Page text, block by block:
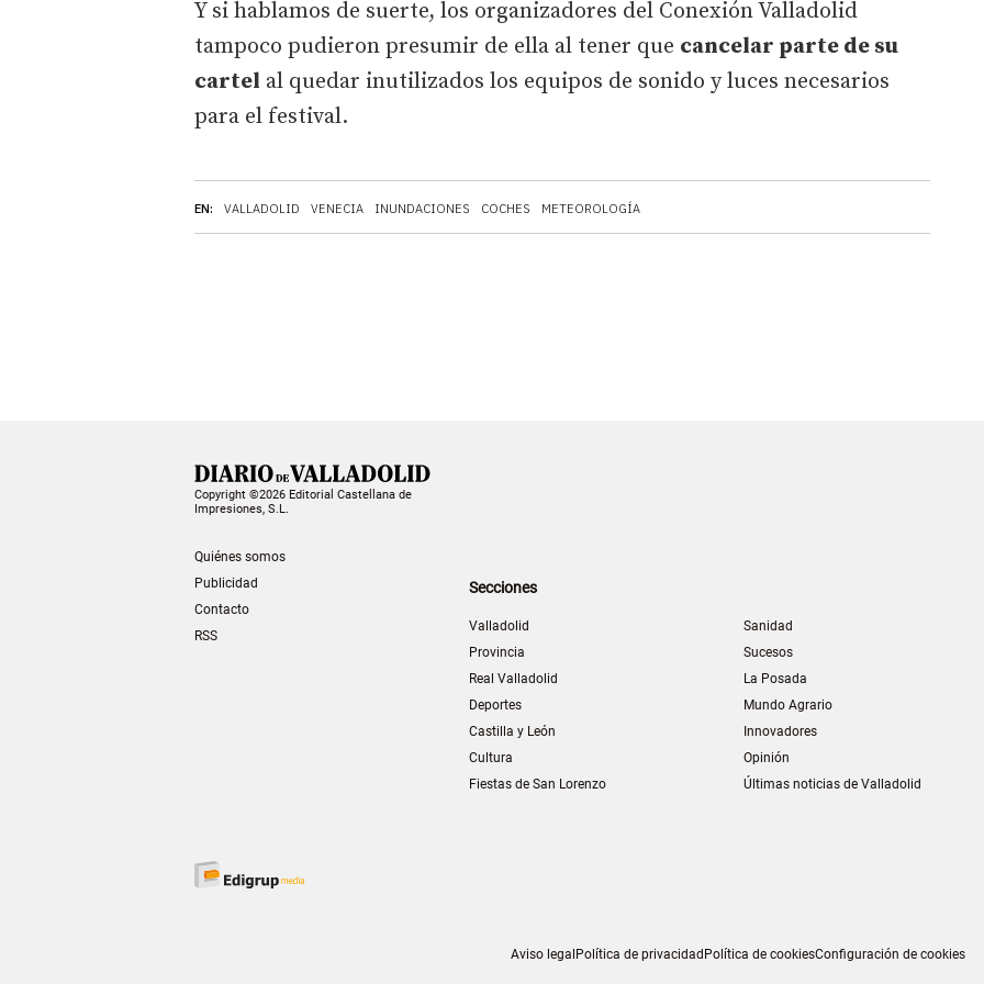
EN: VALLADOLID VENECIA INUNDACIONES COCHES METEOROLOGÍA
Y si hablamos de suerte, los organizadores del Conexión Valladolid
tampoco pudieron presumir de ella al tener que cancelar parte de su
cartel al quedar inutilizados los equipos de sonido y luces necesarios
para el festival.
Copyright ©2026 Editorial Castellana de
Impresiones, S.L.
Quiénes somos
Publicidad
Contacto
RSS
Secciones
Valladolid
Provincia
Real Valladolid
Deportes
Castilla y León
Cultura
Fiestas de San Lorenzo
Sanidad
Sucesos
La Posada
Mundo Agrario
Innovadores
Opinión
Últimas noticias de Valladolid
Aviso legal Política de privacidad Política de cookiesConfiguración de cookies